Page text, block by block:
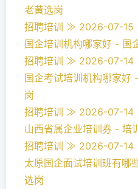
老黄选岗
招聘培训 ≫ 2026-07-15
国企培训机构哪家好 - 国
招聘培训 ≫ 2026-07-14
国企考试培训机构哪家
岗
招聘培训 ≫ 2026-07-14
山西省属企业培训券 - 培
招聘培训 ≫ 2026-07-14
太原国企面试培训班有哪
选岗